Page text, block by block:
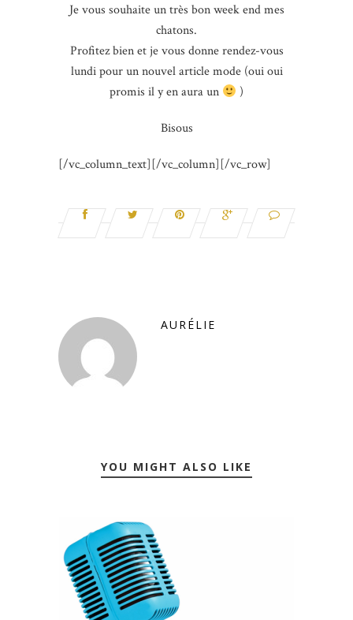
Je vous souhaite un très bon week end mes
chatons.
Profitez bien et je vous donne rendez-vous
lundi pour un nouvel article mode (oui oui
promis il y en aura un
)
Bisous
[/vc_column_text][/vc_column][/vc_row]
AURÉLIE
YOU MIGHT ALSO LIKE